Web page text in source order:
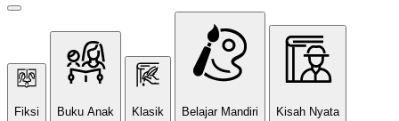
Fiksi Buku Anak Klasik Belajar Mandiri Kisah Nyata